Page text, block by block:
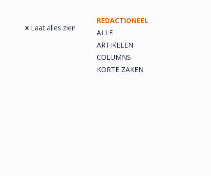
Laat alles zien
REDACTIONEEL
ALLE
ARTIKELEN
COLUMNS
KORTE ZAKEN